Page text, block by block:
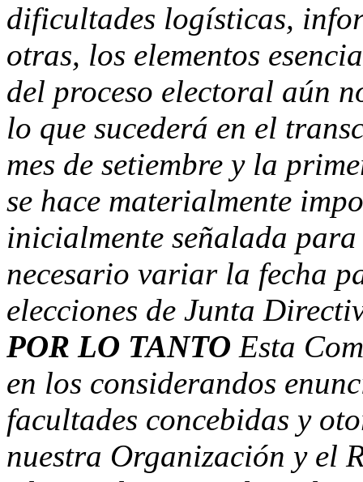
dificultades logísticas,
otras, los elementos
del proceso electoral aún
lo que sucederá en el
mes de setiembre y la
se hace materialmente
inicialmente señalada
necesario variar la fecha
elecciones de Junta
POR LO TANTO Esta
en los considerandos
facultades concebidas y
nuestra Organización y el